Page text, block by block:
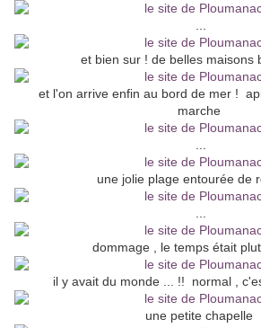
et bien sur ! de belles maisons
et l'on arrive enfin au bord de mer !
marche
une jolie plage entourée de
dommage , le temps était
il y avait du monde ... !! normal ,
une petite chapelle